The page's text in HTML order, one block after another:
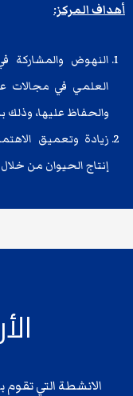
أهداف المركز:
النهوض والمشاركة
العلمي في مجالات
والحفاظ عليها، وذلك
زيادة وتعميق
إنتاج الحيوان من خلال
الانشطة التي تقوم